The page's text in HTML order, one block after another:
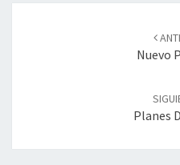
Nuevo
Planes